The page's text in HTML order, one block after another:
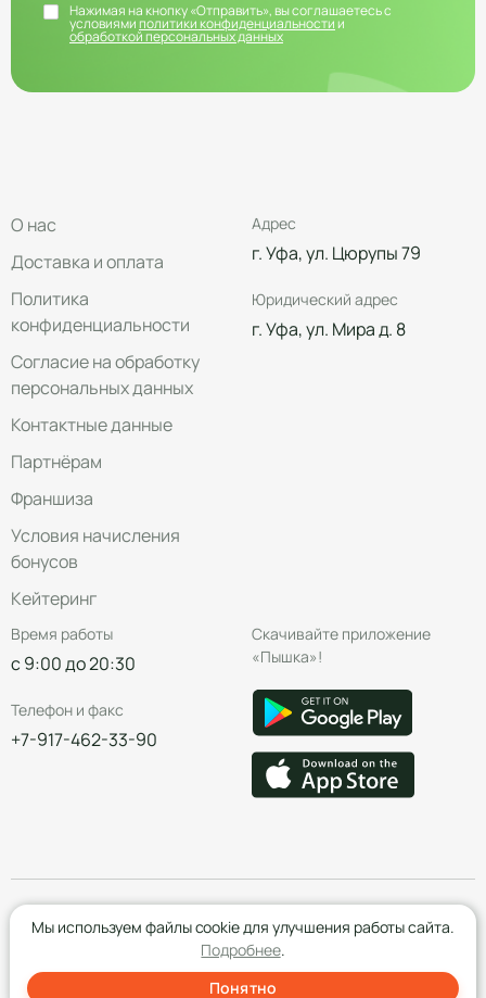
Нажимая на кнопку «Отправить», вы соглашаетесь с
условиямиполитики конфиденциальностии
обработкой персональных данных
О нас
Доставка и оплата
Политика
конфиденциальности
Согласие на обработку
персональных данных
Контактные данные
Партнёрам
Франшиза
Условия начисления
бонусов
Кейтеринг
Адрес
г. Уфа, ул. Цюрупы 79
Юридический адрес
г. Уфа, ул. Мира д. 8
Время работы
с 9:00 до 20:30
Телефон и факс
+7-917-462-33-90
Скачивайте приложение
«Пышка»!
Мы используем файлы cookie для улучшения работы сайта.
Подробнее.
Понятно